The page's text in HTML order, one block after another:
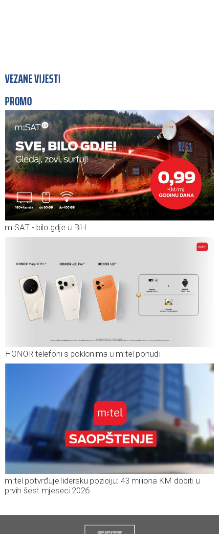
VEZANE VIJESTI
PROMO
m:SAT - bilo gdje u BiH
HONOR telefoni s poklonima u m:tel ponudi
m:tel potvrđuje lidersku poziciju: 43 miliona KM dobiti u
prvih šest mjeseci 2026.